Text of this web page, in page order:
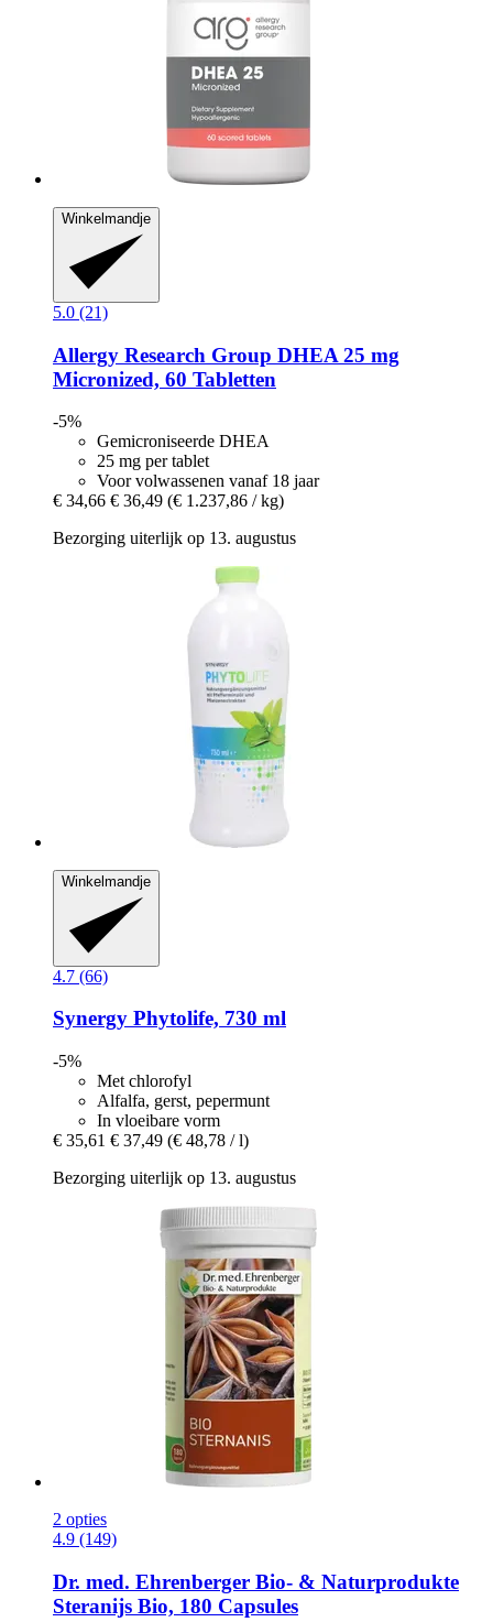
Winkelmandje
5.0 (21)
Allergy Research Group DHEA 25 mg
Micronized, 60 Tabletten
-5%
Gemicroniseerde DHEA
25 mg per tablet
Voor volwassenen vanaf 18 jaar
€ 34,66 € 36,49 (€ 1.237,86 / kg)
Bezorging uiterlijk op 13. augustus
Winkelmandje
4.7 (66)
Synergy Phytolife, 730 ml
-5%
Met chlorofyl
Alfalfa, gerst, pepermunt
In vloeibare vorm
€ 35,61 € 37,49 (€ 48,78 / l)
Bezorging uiterlijk op 13. augustus
2 opties
4.9 (149)
Dr. med. Ehrenberger Bio- & Naturprodukte
Steranijs Bio, 180 Capsules